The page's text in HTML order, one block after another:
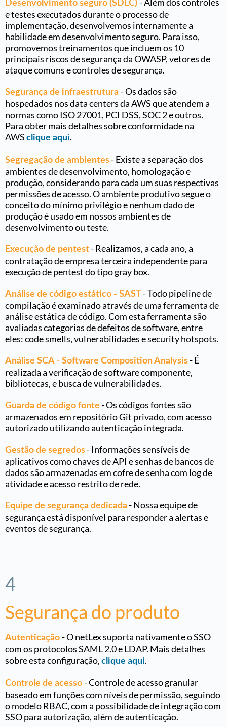
Desenvolvimento seguro (SDLC)
e testes executados durante o processo de
implementação, desenvolvemos internamente a
habilidade em desenvolvimento seguro. Para isso,
promovemos treinamentos que incluem os 10
principais riscos de segurança da OWASP, vetores de
ataque comuns e controles de segurança.
Segurança de infraestrutura -Os dados são
hospedados nos data centers da AWS que atendem a
normas como ISO 27001, PCI DSS, SOC 2 e outros.
Para obter mais detalhes sobre conformidade na
AWS clique aqui.
Segregação de ambientes-Existe a separação dos
ambientes de desenvolvimento, homologação e
produção, considerando para cada um suas respectivas
permissões de acesso. O ambiente produtivo segue o
conceito do mínimo privilégio e nenhum dado de
produção é usado em nossos ambientes de
desenvolvimento ou teste.
Execução de pentest-Realizamos, a cada ano, a
contratação de empresa terceira independente para
execução de pentest do tipo gray box.
Análise de código estático - SAST-Todo pipeline de
compilação é examinado através de uma ferramenta de
análise estática de código. Com esta ferramenta são
avaliadas categorias de defeitos de software, entre
eles: code smells, vulnerabilidades e security hotspots.
Análise SCA - Software Composition Analysis-É
realizada a verificação de software componente,
bibliotecas, e busca de vulnerabilidades.
Guarda de código fonte -Os códigos fontes são
armazenados em repositório Git privado, com acesso
autorizado utilizando autenticação integrada.
Gestão de segredos-Informações sensíveis de
aplicativos como chaves de API e senhas de bancos de
dados são armazenadas em cofre de senha com log de
atividade e acesso restrito de rede.
Equipe de segurança dedicada-Nossa equipe de
segurança está disponível para responder a alertas e
eventos de segurança.
4
Segurança do produto
Autenticação -O netLex suporta nativamente o SSO
com os protocolos SAML 2.0 e LDAP. Mais detalhes
sobre esta configuração, clique aqui.
Controle de acesso -Controle de acesso granular
baseado em funções com níveis de permissão, seguindo
o modelo RBAC, com a possibilidade de integração com
SSO para autorização, além de autenticação.